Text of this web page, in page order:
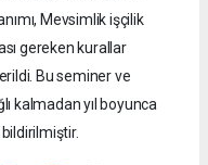
Mevsimlik işçilik
gereken kurallar
Bu seminer ve
kalmadan yıl boyunca